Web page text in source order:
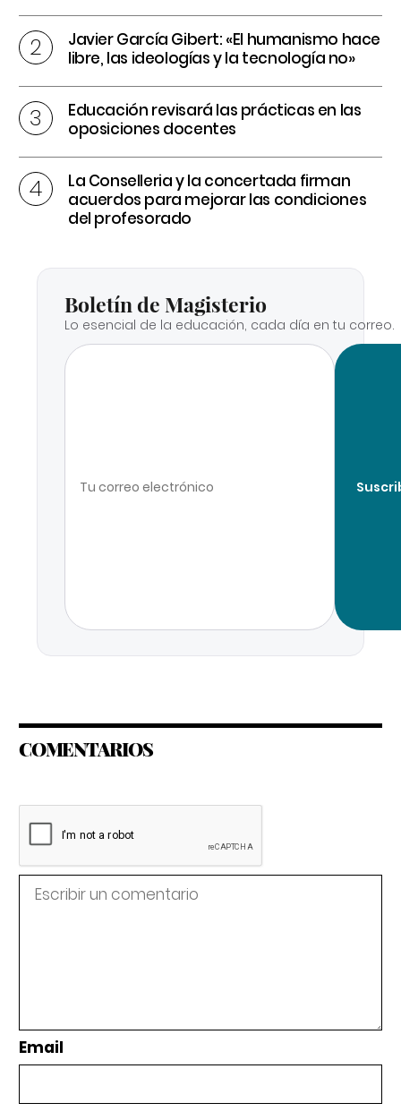
Javier García Gibert: «El humanismo hace
libre, las ideologías y la tecnología no»
Educación revisará las prácticas en las
oposiciones docentes
La Conselleria y la concertada firman
acuerdos para mejorar las condiciones
del profesorado
Boletín de Magisterio
Lo esencial de la educación, cada día en tu correo.
COMENTARIOS
Email